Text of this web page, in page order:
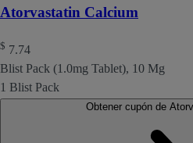
Atorvastatin Calcium
$ 7.74
Blist Pack (1.0mg Tablet), 10 Mg
1 Blist Pack